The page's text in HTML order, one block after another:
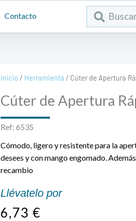
Contacto
Search
...
Inicio / Herramienta / Cúter de Apertura
Cúter de Apertura
Ref: 6535
Cómodo, ligero y resistente para la
desees y con mango engomado.
recambio
Llévatelo por
6,73 €